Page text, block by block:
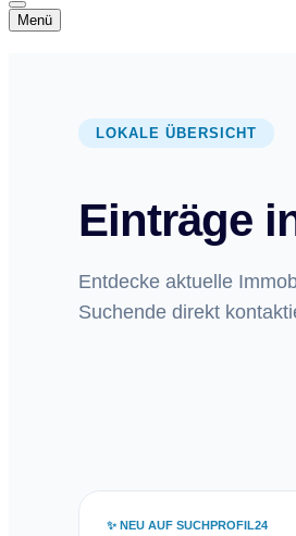
Navigationsmenü
Menü
Navigationsmenü
LOKALE ÜBERSICHT
Einträge
Entdecke aktuelle
Suchende direkt
✨ NEU AUF SUCHPROFIL24